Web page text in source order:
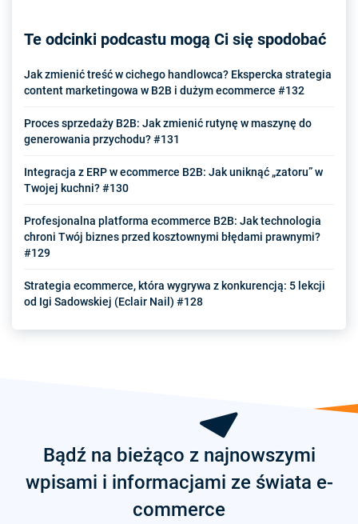
Te odcinki podcastu mogą Ci się spodobać
Jak zmienić treść w cichego handlowca? Ekspercka strategia
content marketingowa w B2B i dużym ecommerce #132
Proces sprzedaży B2B: Jak zmienić rutynę w maszynę do
generowania przychodu? #131
Integracja z ERP w ecommerce B2B: Jak uniknąć „zatoru” w
Twojej kuchni? #130
Profesjonalna platforma ecommerce B2B: Jak technologia
chroni Twój biznes przed kosztownymi błędami prawnymi?
#129
Strategia ecommerce, która wygrywa z konkurencją: 5 lekcji
od Igi Sadowskiej (Eclair Nail) #128
Bądź na bieżąco z najnowszymi
wpisami i informacjami ze świata e-
commerce